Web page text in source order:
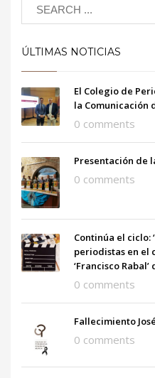
ÚLTIMAS NOTICIAS
El Colegio de
la Comunicación
0 comments
Presentación de
0 comments
Continúa el ciclo:
periodistas en el
‘Francisco
0 comments
Fallecimiento
0 comments